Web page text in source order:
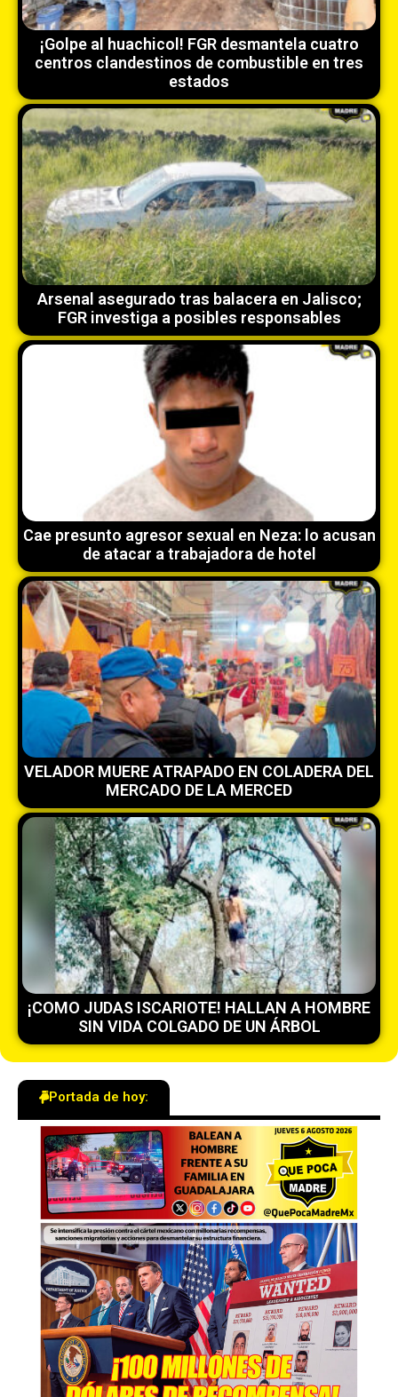
¡Golpe al huachicol! FGR desmantela cuatro
centros clandestinos de combustible en tres
estados
Arsenal asegurado tras balacera en Jalisco;
FGR investiga a posibles responsables
Cae presunto agresor sexual en Neza: lo acusan
de atacar a trabajadora de hotel
VELADOR MUERE ATRAPADO EN COLADERA DEL
MERCADO DE LA MERCED
¡COMO JUDAS ISCARIOTE! HALLAN A HOMBRE
SIN VIDA COLGADO DE UN ÁRBOL
Portada de hoy: